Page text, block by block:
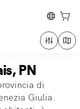
PN
di
Giulia.